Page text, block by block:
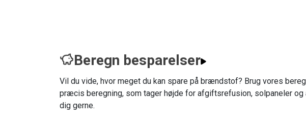
Beregn besparelser
Vil du vide, hvor meget du kan spare på brændstof? Brug vores
præcis beregning, som tager højde for afgiftsrefusion, solpaneler
dig gerne.